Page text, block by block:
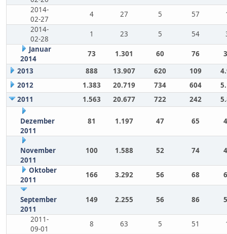
2014-
02-27
4 27 5 57
2014-
02-28
1 23 5 54
Januar
2014
73 1.301 60 76
2013
888 13.907 620 109
2012
1.383 20.719 734 604
2011
1.563 20.677 722 242
Dezember
2011
81 1.197 47 65
November
2011
100 1.588 52 74
Oktober
2011
166 3.292 56 68
September
2011
149 2.255 56 86
2011-
09-01
8 63 5 51